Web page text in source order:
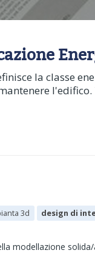
la classe
l'edifico.
3d
design di
modellazione